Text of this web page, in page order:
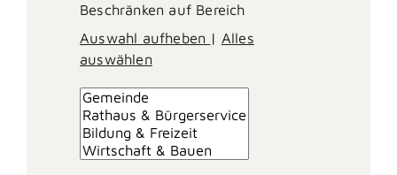
Beschränken auf Bereich
Auswahl aufheben | Alles
auswählen